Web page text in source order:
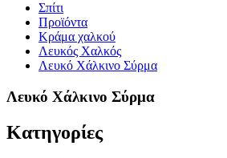
Σπίτι
Προϊόντα
Κράμα χαλκού
Λευκός Χαλκός
Λευκό Χάλκινο Σύρμα
Λευκό Χάλκινο Σύρμα
Κατηγορίες